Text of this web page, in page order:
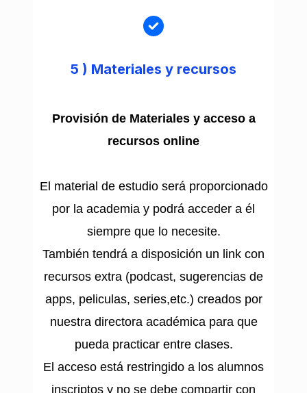
5 ) Materiales y recursos
Provisión de Materiales y acceso a
recursos online
El material de estudio será proporcionado
por la academia y podrá acceder a él
siempre que lo necesite.
También tendrá a disposición un link con
recursos extra (podcast, sugerencias de
apps, peliculas, series,etc.) creados por
nuestra directora académica para que
pueda practicar entre clases.
El acceso está restringido a los alumnos
inscriptos y no se debe compartir con